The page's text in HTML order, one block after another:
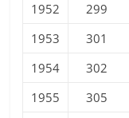
1952
299
1953
301
1954
302
1955
305